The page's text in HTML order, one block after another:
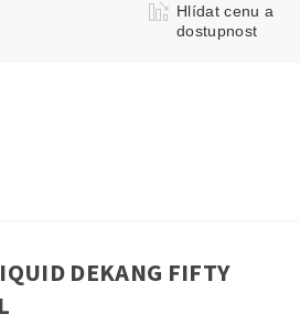
Hlídat cenu a
dostupnost
DEKANG FIFTY